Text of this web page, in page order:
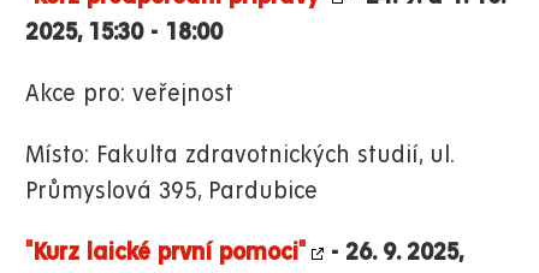
2025, 15:30 - 18:00
Akce pro: veřejnost
Místo: Fakulta zdravotnických studií, ul.
Průmyslová 395, Pardubice
"Kurz laické první pomoci"
- 26. 9. 2025,